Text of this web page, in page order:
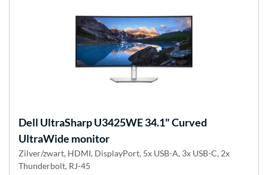
Dell UltraSharp U3425WE 34.1" Curved
UltraWide monitor
Zilver/zwart, HDMI, DisplayPort, 5x USB-A, 3x USB-C, 2x
Thunderbolt, RJ-45